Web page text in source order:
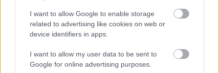
I want to allow Google to enable storage
related to advertising like cookies on web or
device identifiers in apps.
I want to allow my user data to be sent to
Google for online advertising purposes.
Paris Saint-Germainvs
Manchester United
Felkészülési szezon 4. mérkőzés
Nya Ullevi, Göteborg